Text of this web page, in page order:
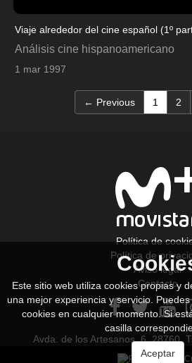
Viaje alrededor del cine español (1º
Análisis cine hispanoamericano
1 mar 1997
← Previous 1 (current)
2
Política de
Política de
Aviso legal
Contacto
Avda. de los Artesanos, 6. 28760.
Este sitio web utiliza cookies propias y
una mejor experiencia y servicio.
cookies en cualquier momento. Si
casilla
Aceptar